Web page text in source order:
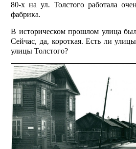
80-х на ул. Толстого работала
фабрика.
В историческом прошлом улица
Сейчас, да, короткая. Есть ли
улицы Толстого?